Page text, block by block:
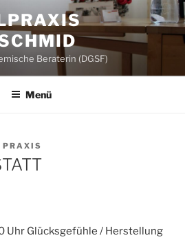
Beraterin (DGSF)
Menü
PRAXIS
Uhr Glücksgefühle / Herstellung